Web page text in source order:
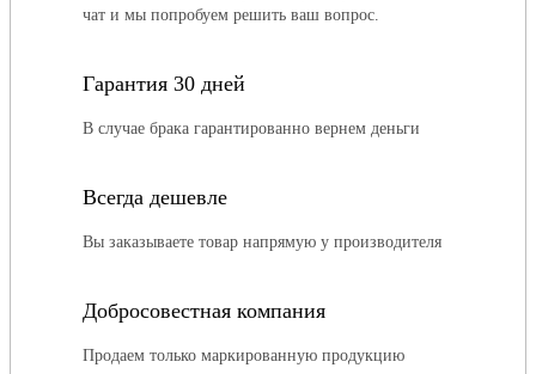
чат и мы попробуем решить ваш вопрос.
Гарантия 30 дней
В случае брака гарантированно вернем деньги
Всегда дешевле
Вы заказываете товар напрямую у производителя
Добросовестная компания
Продаем только маркированную продукцию